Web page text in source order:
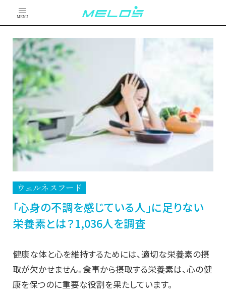
MENU
ウェルネスフード
「心身の不調を感じている人」に足りない
栄養素とは？1,036人を調査
健康な体と心を維持するためには、適切な栄養素の摂
取が欠かせません。食事から摂取する栄養素は、心の健
康を保つのに重要な役割を果たしています。